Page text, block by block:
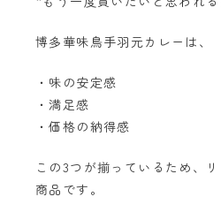
博多華味鳥手羽元カレーは、
・味の安定感
・満足感
・価格の納得感
この3つが揃っているため、
商品です。